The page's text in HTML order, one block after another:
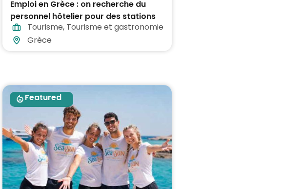
Emploi en Grèce : on recherche du
personnel hôtelier pour des stations
touristiques
Tourisme, Tourisme et gastronomie
Grèce
Featured